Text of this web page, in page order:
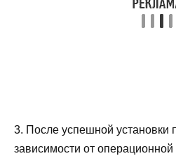
3. После успешной установки
зависимости от